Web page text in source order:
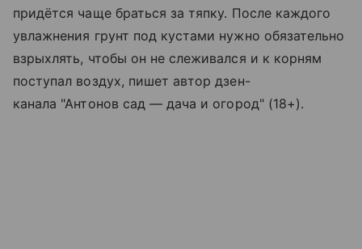
придётся чаще браться за тяпку. После каждого
увлажнения грунт под кустами нужно обязательно
взрыхлять, чтобы он не слеживался и к корням
поступал воздух, пишет автор дзен-
канала "Антонов сад — дача и огород" (18+).